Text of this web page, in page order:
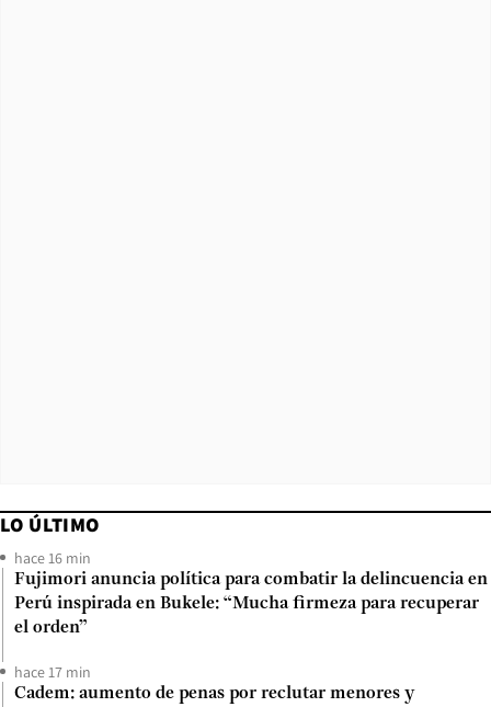
LO ÚLTIMO
hace 16 min
Fujimori anuncia política para combatir la delincuencia en
Perú inspirada en Bukele: “Mucha firmeza para recuperar
el orden”
hace 17 min
Cadem: aumento de penas por reclutar menores y